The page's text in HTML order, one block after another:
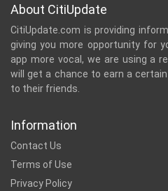
About CitiUpdate
CitiUpdate.com is providing
giving you more opportunity for
app more vocal, we are using a
will get a chance to earn a
to their friends.
Information
Contact Us
Terms of Use
Privacy Policy